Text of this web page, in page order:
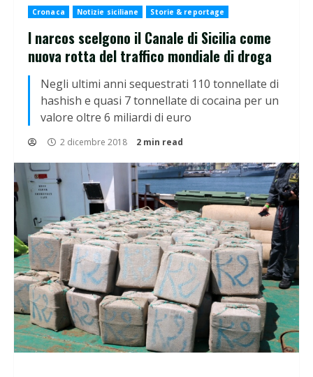
Cronaca Notizie siciliane Storie & reportage
I narcos scelgono il Canale di Sicilia come
nuova rotta del traffico mondiale di droga
Negli ultimi anni sequestrati 110 tonnellate di
hashish e quasi 7 tonnellate di cocaina per un
valore oltre 6 miliardi di euro
2 dicembre 2018 2 min read